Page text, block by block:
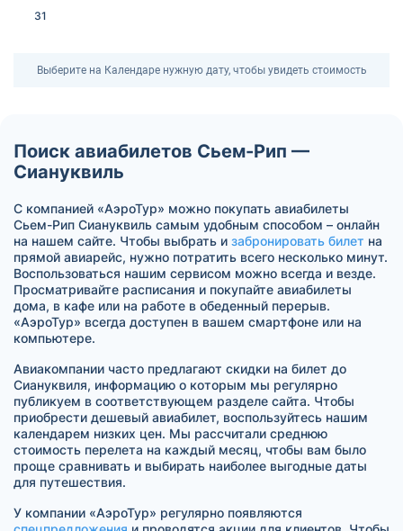
31
Выберите на Календаре нужную дату, чтобы увидеть стоимость
Поиск авиабилетов Сьем-Рип —
Сиануквиль
С компанией «АэроТур» можно покупать авиабилеты
Сьем-Рип Сиануквиль самым удобным способом – онлайн
на нашем сайте. Чтобы выбрать и забронировать билет на
прямой авиарейс, нужно потратить всего несколько минут.
Воспользоваться нашим сервисом можно всегда и везде.
Просматривайте расписания и покупайте авиабилеты
дома, в кафе или на работе в обеденный перерыв.
«АэроТур» всегда доступен в вашем смартфоне или на
компьютере.
Авиакомпании часто предлагают скидки на билет до
Сиануквиля, информацию о которым мы регулярно
публикуем в соответствующем разделе сайта. Чтобы
приобрести дешевый авиабилет, воспользуйтесь нашим
календарем низких цен. Мы рассчитали среднюю
стоимость перелета на каждый месяц, чтобы вам было
проще сравнивать и выбирать наиболее выгодные даты
для путешествия.
У компании «АэроТур» регулярно появляются